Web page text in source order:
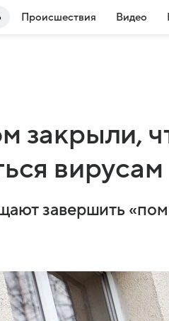
Происшествия Видео
закрыли,
вирусам
завершить